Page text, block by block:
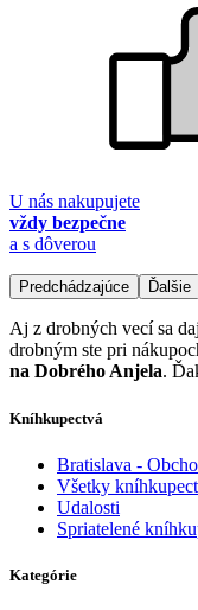
U nás nakupujete
vždy bezpečne
a s dôverou
Predchádzajúce Ďalšie
Aj z drobných vecí sa
drobným ste pri
na Dobrého Anjela.
Kníhkupectvá
Bratislava -
Všetky
Udalosti
Spriatelené
Kategórie